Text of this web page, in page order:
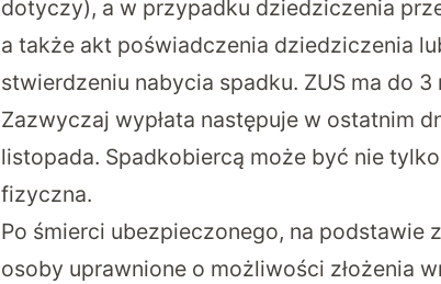
dotyczy), a w przypadku dziedziczenia
a także akt poświadczenia dziedziczenia
stwierdzeniu nabycia spadku. ZUS ma do
Zazwyczaj wypłata następuje w ostatnim
listopada. Spadkobiercą może być nie
fizyczna.
Po śmierci ubezpieczonego, na podstawie
osoby uprawnione o możliwości złożenia